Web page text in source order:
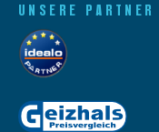
UNSERE PARTNER